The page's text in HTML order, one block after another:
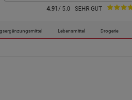
4.91 / 5.0 - SEHR GUT
Lebensmittel Drogerie
Trauma-Bandage